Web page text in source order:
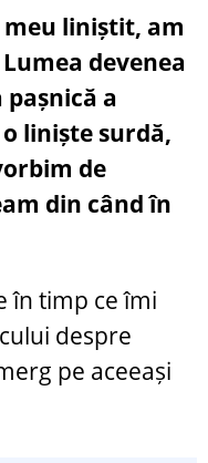
liniștit, am
devenea
a
liniște surdă,
de
din când în
în timp ce îmi
despre
pe aceeași